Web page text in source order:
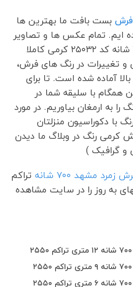
فرش بست بافت ما بهترین ها
ایم. تمام عکس ها و تصاویر
فرش زمرد مشهد ۷۰۰ شانه کد ۲۵۰۳۲ کرمی کاملا
تغییرات در رنگ های فرش،
آماده شده است. تا برای
با سلیقه شما در
به ارمغان بیاوریم. در مورد
با دکوراسیون منزلتان
کرمی رنگ در وبلاگ ما دیدن
و گرافیک )
زمرد مشهد ۷۰۰ شانه
تراکم
به روز را در سایت مشاهده